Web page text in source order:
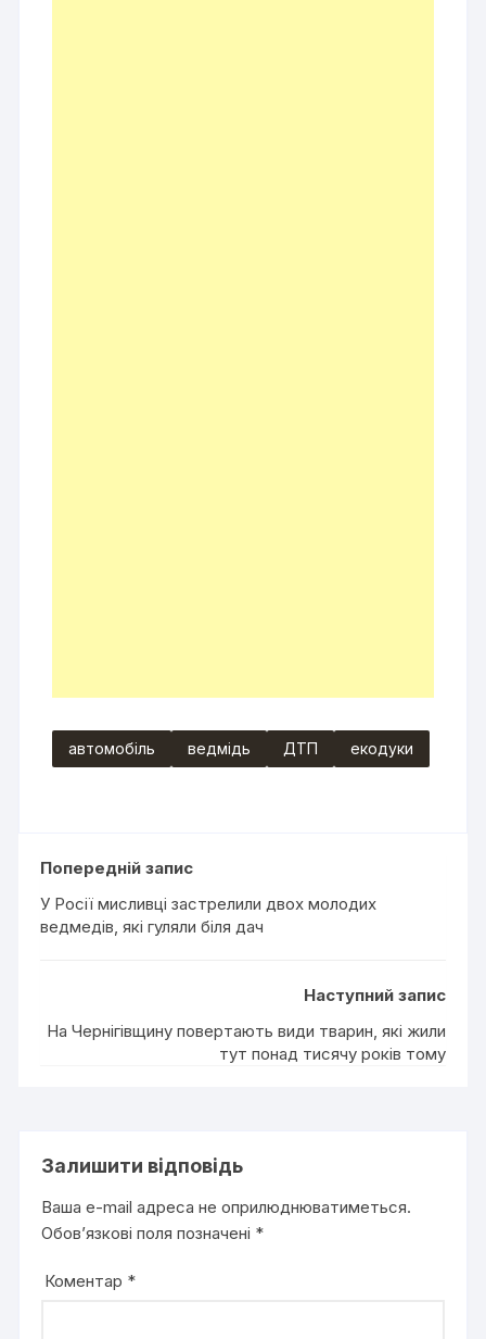
автомобіль ведмідь ДТП екодуки
Попередній запис
У Росії мисливці застрелили двох молодих
ведмедів, які гуляли біля дач
Наступний запис
На Чернігівщину повертають види тварин, які жили
тут понад тисячу років тому
Залишити відповідь
Ваша e-mail адреса не оприлюднюватиметься.
Обов’язкові поля позначені *
Коментар *